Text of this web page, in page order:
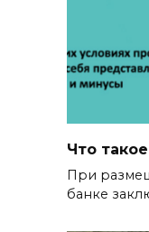
Что
При
банке